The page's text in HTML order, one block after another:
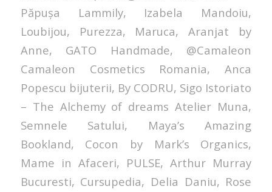
Păpușa Lammily, Izabela Mandoiu,
Loubijou, Purezza, Maruca, Aranjat by
Anne, GATO Handmade, @Camaleon
Camaleon Cosmetics Romania, Anca
Popescu bijuterii, By CODRU, Sigo Istoriato
– The Alchemy of dreams Atelier Muna,
Semnele Satului, Maya’s Amazing
Bookland, Cocon by Mark’s Organics,
Mame in Afaceri, PULSE, Arthur Murray
Bucuresti, Cursupedia, Delia Daniu, Rose